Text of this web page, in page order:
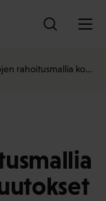
rahoitusmallia ko…